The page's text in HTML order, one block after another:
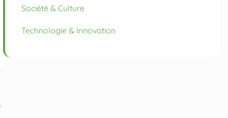
Société & Culture
Technologie & Innovation